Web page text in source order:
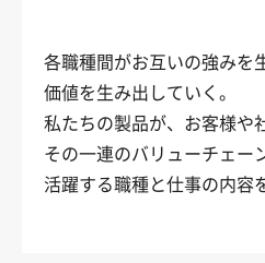
各職種間がお互いの強みを
価値を生み出していく。
私たちの製品が、お客様や
その一連のバリューチェー
活躍する職種と仕事の内容